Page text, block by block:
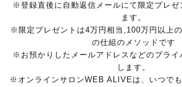
※登録直後に自動返信メールにて限定プレゼ
ます。
※限定プレゼントは4万円相当,100万円以上
の仕組のメソッドです
※お預かりしたメールアドレスなどのプライ
します。
※オンラインサロンWEB ALIVEは、いつで